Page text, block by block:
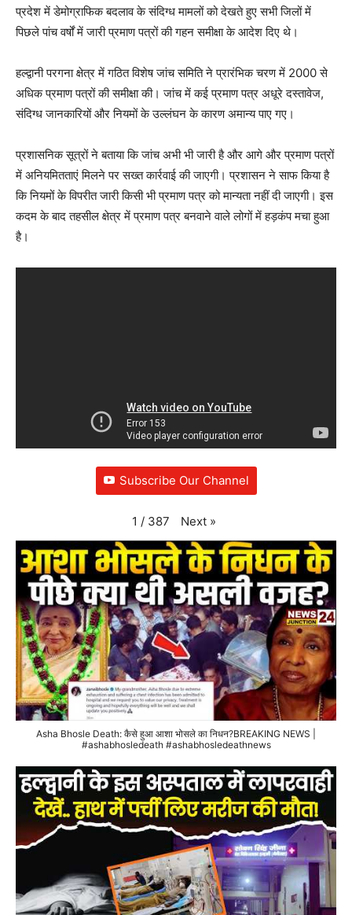
प्रदेश में डेमोग्राफिक बदलाव के संदिग्ध मामलों को देखते हुए सभी जिलों में
पिछले पांच वर्षों में जारी प्रमाण पत्रों की गहन समीक्षा के आदेश दिए थे।
हल्द्वानी परगना क्षेत्र में गठित विशेष जांच समिति ने प्रारंभिक चरण में 2000 से
अधिक प्रमाण पत्रों की समीक्षा की। जांच में कई प्रमाण पत्र अधूरे दस्तावेज,
संदिग्ध जानकारियों और नियमों के उल्लंघन के कारण अमान्य पाए गए।
प्रशासनिक सूत्रों ने बताया कि जांच अभी भी जारी है और आगे और प्रमाण पत्रों
में अनियमितताएं मिलने पर सख्त कार्रवाई की जाएगी। प्रशासन ने साफ किया है
कि नियमों के विपरीत जारी किसी भी प्रमाण पत्र को मान्यता नहीं दी जाएगी। इस
कदम के बाद तहसील क्षेत्र में प्रमाण पत्र बनवाने वाले लोगों में हड़कंप मचा हुआ
है।
Subscribe Our Channel
1 / 387 Next »
Asha Bhosle Death: कैसे हुआ आशा भोसले का निधन?BREAKING NEWS |
#ashabhosledeath #ashabhosledeathnews